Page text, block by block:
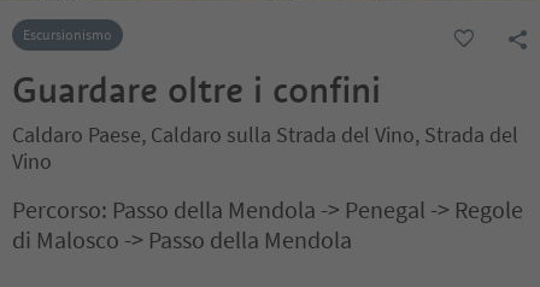
Escursionismo
Guardare oltre i confini
Caldaro Paese, Caldaro sulla Strada del Vino, Strada del
Vino
Percorso: Passo della Mendola -> Penegal -> Regole
di Malosco -> Passo della Mendola